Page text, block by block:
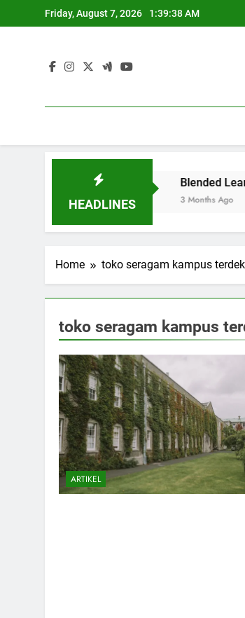
to
Friday, August 7, 2026 1:39:38 AM
HEADLINES
Perguruan Tinggi Blended Learning:
3 Months Ago
Home toko seragam kampus
toko seragam kampus
ARTIKEL